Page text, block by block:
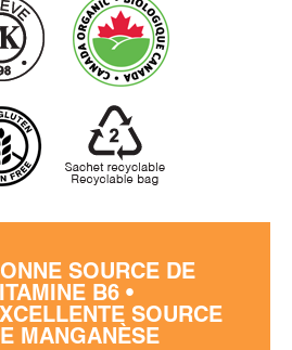
SOURCE DE
B6 •
SOURCE
MANGANÈSE